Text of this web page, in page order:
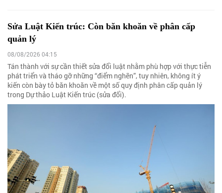
Sửa Luật Kiến trúc: Còn băn khoăn về phân cấp
quản lý
08/08/2026 04:15
Tán thành với sự cần thiết sửa đổi luật nhằm phù hợp với thực tiễn
phát triển và tháo gỡ những “điểm nghẽn”, tuy nhiên, không ít ý
kiến còn bày tỏ băn khoăn về một số quy định phân cấp quản lý
trong Dự thảo Luật Kiến trúc (sửa đổi).